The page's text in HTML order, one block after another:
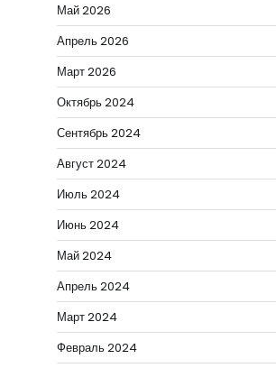
Май 2026
Апрель 2026
Март 2026
Октябрь 2024
Сентябрь 2024
Август 2024
Июль 2024
Июнь 2024
Май 2024
Апрель 2024
Март 2024
Февраль 2024